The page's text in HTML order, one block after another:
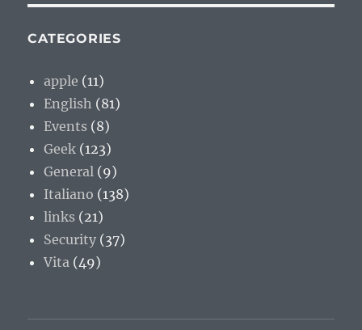
CATEGORIES
apple (11)
English (81)
Events (8)
Geek (123)
General (9)
Italiano (138)
links (21)
Security (37)
Vita (49)